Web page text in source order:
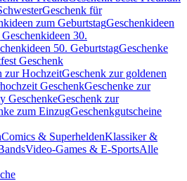
Geschenk für
zum GeburtstagGeschenkideen
Geschenkideen 30.
50. GeburtstagGeschenke
Geschenk
zur HochzeitGeschenk zur goldenen
GeschenkGeschenke zur
GeschenkeGeschenk zur
zum EinzugGeschenkgutscheine
Comics & SuperheldenKlassiker &
Video-Games & E-SportsAlle